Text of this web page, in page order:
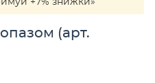
+7% знижки»
(арт.